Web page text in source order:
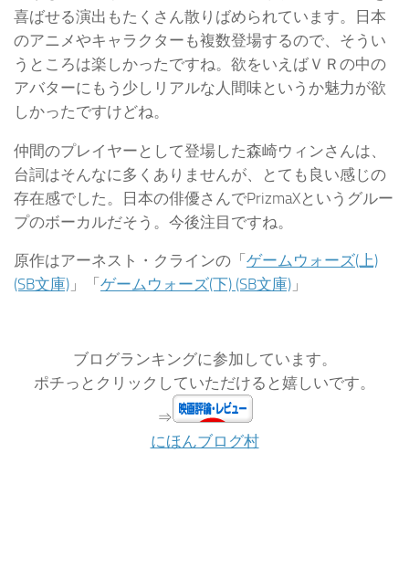
喜ばせる演出もたくさん散りばめられています。日本
のアニメやキャラクターも複数登場するので、そうい
うところは楽しかったですね。欲をいえばＶＲの中の
アバターにもう少しリアルな人間味というか魅力が欲
しかったですけどね。
仲間のプレイヤーとして登場した森崎ウィンさんは、
台詞はそんなに多くありませんが、とても良い感じの
存在感でした。日本の俳優さんでPrizmaXというグルー
プのボーカルだそう。今後注目ですね。
原作はアーネスト・クラインの「 ゲームウォーズ(上)
(SB文庫) 」「 ゲームウォーズ(下) (SB文庫) 」
ブログランキングに参加しています。
ポチっとクリックしていただけると嬉しいです。
⇒
にほんブログ村